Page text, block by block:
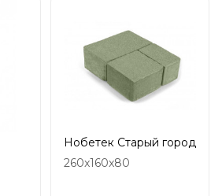
Нобетек Старый город
260x160x80